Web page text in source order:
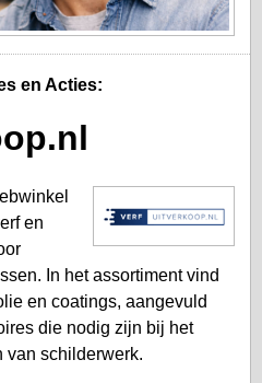
en Acties:
en
In het assortiment vind
en coatings, aangevuld
die nodig zijn bij het
van schilderwerk.